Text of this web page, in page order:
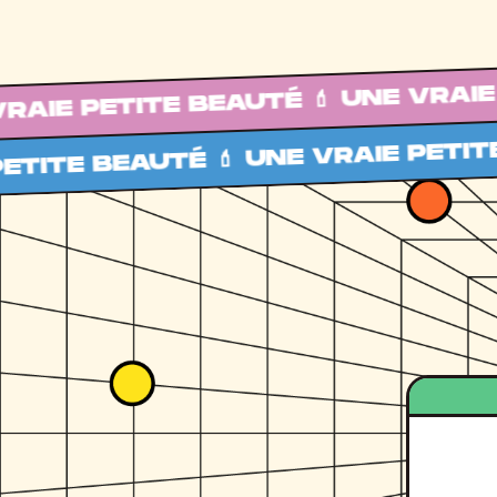
BEAUTÉ 💄 UNE VRAIE
💄 UNE VRAIE PETITE